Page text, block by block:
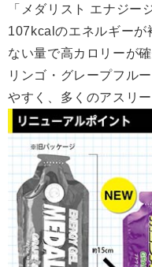
「メダリスト エナジー
107kcalのエネルギーが
ない量で高カロリーが
リンゴ・グレープフル
やすく、多くのアスリ